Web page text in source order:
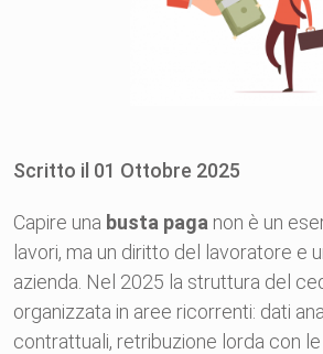
Scritto il 01 Ottobre 2025
Capire una busta paga non è un
lavori, ma un diritto del lavoratore e
azienda. Nel 2025 la struttura del
organizzata in aree ricorrenti: dati
contrattuali, retribuzione lorda con le